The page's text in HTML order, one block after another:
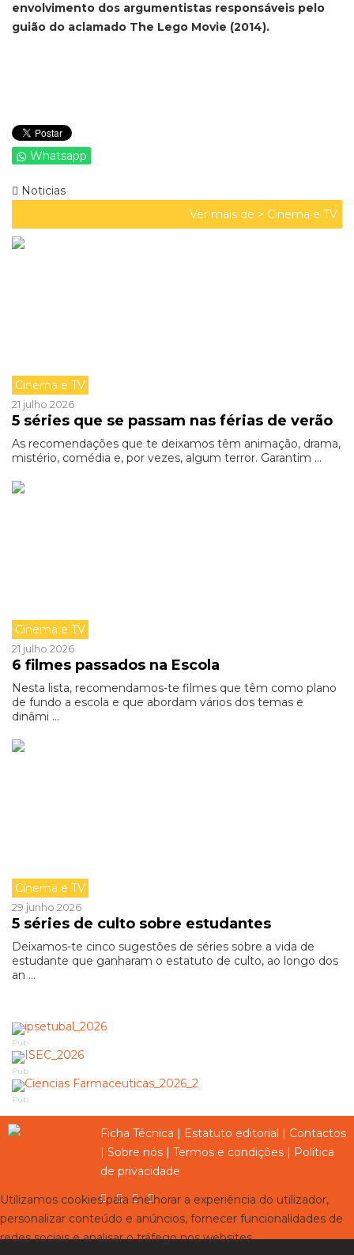
envolvimento dos argumentistas responsáveis pelo
guião do aclamado The Lego Movie (2014).
Whatsapp
Noticias
Ver mais de > Cinema e TV
Cinema e TV
21 julho 2026
5 séries que se passam nas férias de verão
As recomendações que te deixamos têm animação, drama,
mistério, comédia e, por vezes, algum terror. Garantim ...
Cinema e TV
21 julho 2026
6 filmes passados na Escola
Nesta lista, recomendamos-te filmes que têm como plano
de fundo a escola e que abordam vários dos temas e
dinâmi ...
Cinema e TV
29 junho 2026
5 séries de culto sobre estudantes
Deixamos-te cinco sugestões de séries sobre a vida de
estudante que ganharam o estatuto de culto, ao longo dos
an ...
Pub
Pub
Pub
Ficha Técnica | Estatuto editorial | Contactos
| Sobre nós | Termos e condições | Política
de privacidade
Utilizamos cookies para melhorar a experiência do utilizador,
personalizar conteúdo e anúncios, fornecer funcionalidades de
redes sociais e analisar o tráfego nos websites.